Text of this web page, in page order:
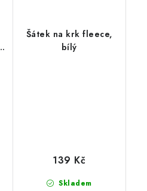
Šátek na krk fleece,
bílý
Skladem
139 Kč